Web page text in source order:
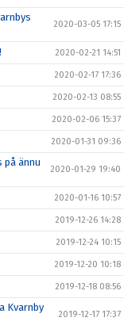
2020-03-05 17:15
2020-02-21 14:51
2020-02-17 17:36
2020-02-13 08:55
2020-02-06 15:37
2020-01-31 09:36
på ännu
2020-01-29 19:40
2020-01-16 10:57
2019-12-26 14:28
2019-12-24 10:15
2019-12-20 10:18
2019-12-18 08:56
Kvarnby
2019-12-17 17:37